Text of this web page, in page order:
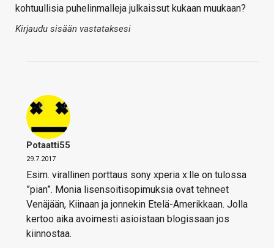
kohtuullisia puhelinmalleja julkaissut kukaan muukaan?
Kirjaudu sisään vastataksesi
Potaatti55
29.7.2017
Esim. virallinen porttaus sony xperia x:lle on tulossa
”pian”. Monia lisensoitisopimuksia ovat tehneet
Venäjään, Kiinaan ja jonnekin Etelä-Amerikkaan. Jolla
kertoo aika avoimesti asioistaan blogissaan jos
kiinnostaa.